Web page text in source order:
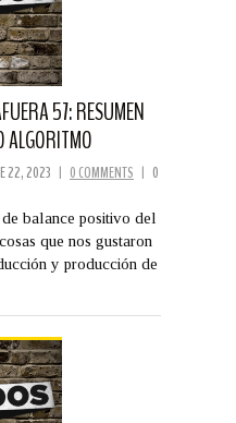
57: RESUMEN
ALGORITMO
22, 2023 | 0 COMMENTS | 0
balance positivo del
que nos gustaron
y producción de